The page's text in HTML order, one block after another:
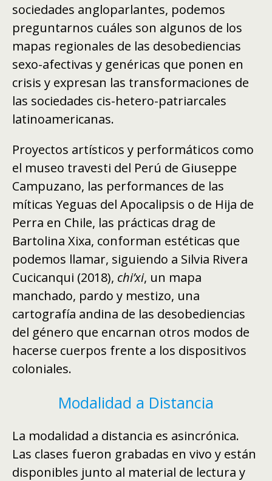
sociedades angloparlantes, podemos
preguntarnos cuáles son algunos de los
mapas regionales de las desobediencias
sexo-afectivas y genéricas que ponen en
crisis y expresan las transformaciones de
las sociedades cis-hetero-patriarcales
latinoamericanas.
Proyectos artísticos y performáticos como
el museo travesti del Perú de Giuseppe
Campuzano, las performances de las
míticas Yeguas del Apocalipsis o de Hija de
Perra en Chile, las prácticas drag de
Bartolina Xixa, conforman estéticas que
podemos llamar, siguiendo a Silvia Rivera
Cucicanqui (2018), chi’xi, un mapa
manchado, pardo y mestizo, una
cartografía andina de las desobediencias
del género que encarnan otros modos de
hacerse cuerpos frente a los dispositivos
coloniales.
Modalidad a Distancia
La modalidad a distancia es asincrónica.
Las clases fueron grabadas en vivo y están
disponibles junto al material de lectura y